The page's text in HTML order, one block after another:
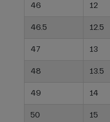
46 12
46.5 12.5
47 13
48 13.5
49 14
50 15